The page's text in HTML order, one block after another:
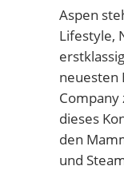
Aspen
Lifestyle,
neuesten
Company
dieses
den
und